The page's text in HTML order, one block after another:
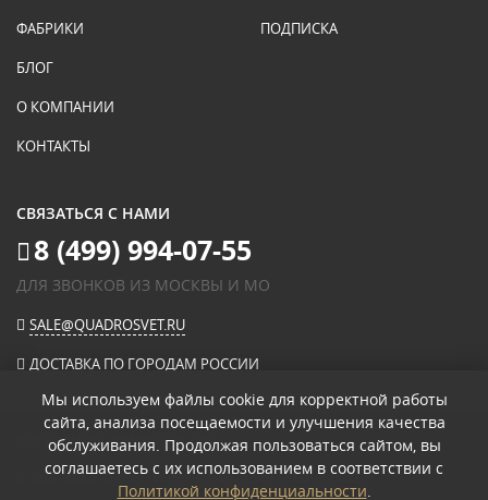
ФАБРИКИ
БЛОГ
О КОМПАНИИ
КОНТАКТЫ
ПОДПИСКА
СВЯЗАТЬСЯ С НАМИ
8 (499) 994-07-55
ДЛЯ ЗВОНКОВ ИЗ МОСКВЫ И МО
SALE@QUADROSVET.RU
ДОСТАВКА ПО ГОРОДАМ РОССИИ
ОПЛАЧИВАЙТЕ ПРИ ПОЛУЧЕНИИ
© 2026«КВАДРО СВЕТ» ИНТЕРНЕТ-МАГАЗИН СВЕТИЛЬНИКОВ.
Мы используем файлы cookie для корректной работы
сайта, анализа посещаемости и улучшения качества
обслуживания. Продолжая пользоваться сайтом, вы
соглашаетесь с их использованием в соответствии с
Политикой конфиденциальности.